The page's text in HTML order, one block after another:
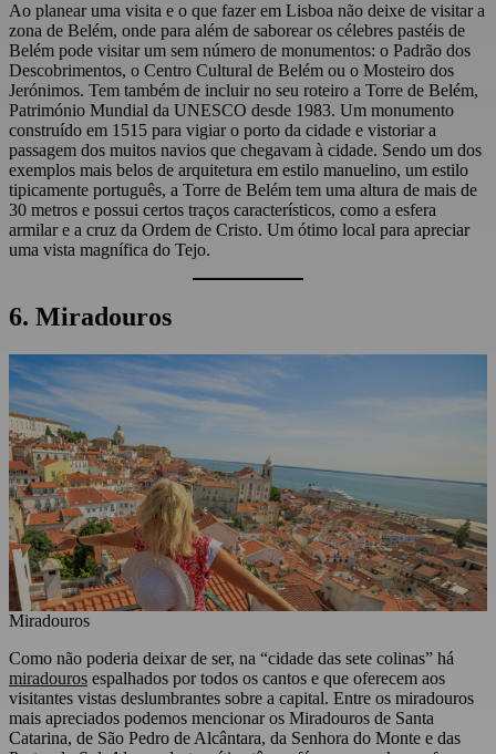
Ao planear uma visita e o que fazer em Lisboa não deixe de visitar a
zona de Belém, onde para além de saborear os célebres pastéis de
Belém pode visitar um sem número de monumentos: o Padrão dos
Descobrimentos, o Centro Cultural de Belém ou o Mosteiro dos
Jerónimos. Tem também de incluir no seu roteiro a Torre de Belém,
Património Mundial da UNESCO desde 1983. Um monumento
construído em 1515 para vigiar o porto da cidade e vistoriar a
passagem dos muitos navios que chegavam à cidade. Sendo um dos
exemplos mais belos de arquitetura em estilo manuelino, um estilo
tipicamente português, a Torre de Belém tem uma altura de mais de
30 metros e possui certos traços característicos, como a esfera
armilar e a cruz da Ordem de Cristo. Um ótimo local para apreciar
uma vista magnífica do Tejo.
6. Miradouros
Miradouros
Como não poderia deixar de ser, na “cidade das sete colinas” há
miradouros espalhados por todos os cantos e que oferecem aos
visitantes vistas deslumbrantes sobre a capital. Entre os miradouros
mais apreciados podemos mencionar os Miradouros de Santa
Catarina, de São Pedro de Alcântara, da Senhora do Monte e das